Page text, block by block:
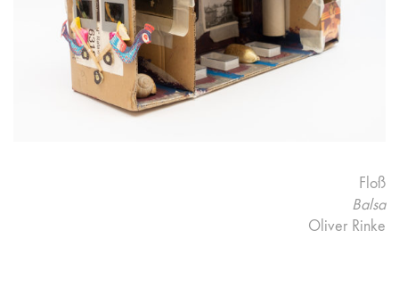
Floß
Balsa
Oliver Rinke